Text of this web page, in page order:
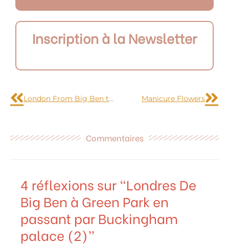
Inscription à la Newsletter
London From Big Ben to Green Park passing by Buckingham palace (2) Manicure Flowers
Commentaires
4 réflexions sur “Londres De
Big Ben à Green Park en
passant par Buckingham
palace (2)”